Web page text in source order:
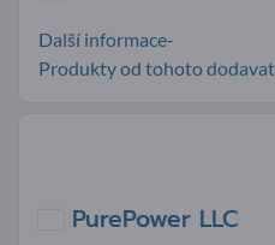
Další informace-
Produkty od tohoto
PurePower LLC